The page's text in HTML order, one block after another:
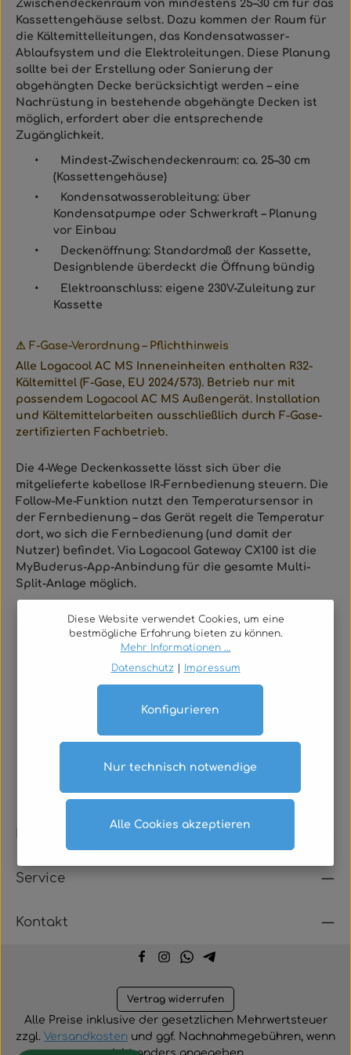
Zwischendeckenraum von mindestens 25–30 cm für das
Kassettengehäuse selbst. Dazu kommen der Raum für
die Kältemittelleitungen, das Kondensatwasser-
Ablaufsystem und die Elektroleitungen. Diese Planung
sollte bei der Erstellung oder Sanierung der
abgehängten Decke berücksichtigt werden – eine
Nachrüstung in bestehende abgehängte Decken ist
möglich, erfordert aber die entsprechende
Zugänglichkeit.
•
Mindest-Zwischendeckenraum: ca. 25–30 cm
(Kassettengehäuse)
•
Kondensatwasserableitung: über
Kondensatpumpe oder Schwerkraft – Planung
vor Einbau
•
Deckenöffnung: Standardmaß der Kassette,
Designblende überdeckt die Öffnung bündig
•
Elektroanschluss: eigene 230V-Zuleitung zur
Kassette
⚠ F-Gase-Verordnung – Pflichthinweis
Alle Logacool AC MS Inneneinheiten enthalten R32-
Kältemittel (F-Gase, EU 2024/573). Betrieb nur mit
passendem Logacool AC MS Außengerät. Installation
und Kältemittelarbeiten ausschließlich durch F-Gase-
zertifizierten Fachbetrieb.
Die 4-Wege Deckenkassette lässt sich über die
mitgelieferte kabellose IR-Fernbedienung steuern. Die
Follow-Me-Funktion nutzt den Temperatursensor in
der Fernbedienung – das Gerät regelt die Temperatur
dort, wo sich die Fernbedienung (und damit der
Nutzer) befindet. Via Logacool Gateway CX100 ist die
MyBuderus-App-Anbindung für die gesamte Multi-
Split-Anlage möglich.
Logacool Wandgerät (AF2-F) im TGA-Shop
Logacool Zubehör & Gateway im TGA-Shop
Service
Kontakt
Vertrag widerrufen
Alle Preise inklusive der gesetzlichen Mehrwertsteuer
zzgl. Versandkosten und ggf. Nachnahmegebühren, wenn
Diese Website verwendet Cookies, um eine
bestmögliche Erfahrung bieten zu können.
Mehr Informationen ...
Datenschutz
Impressum
Nur technisch notwendige
Konfigurieren
Alle Cookies akzeptieren